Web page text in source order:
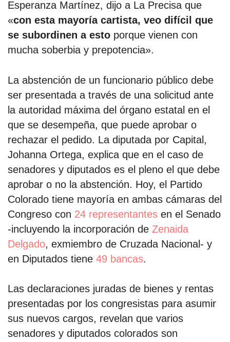
Esperanza Martínez, dijo a La Precisa que
«con esta mayoría cartista, veo difícil que
se subordinen a esto porque vienen con
mucha soberbia y prepotencia».
La abstención de un funcionario público debe
ser presentada a través de una solicitud ante
la autoridad máxima del órgano estatal en el
que se desempeña, que puede aprobar o
rechazar el pedido. La diputada por Capital,
Johanna Ortega, explica que en el caso de
senadores y diputados es el pleno el que debe
aprobar o no la abstención. Hoy, el Partido
Colorado tiene mayoría en ambas cámaras del
Congreso con 24 representantes en el Senado
-incluyendo la incorporación de Zenaida
Delgado, exmiembro de Cruzada Nacional- y
en Diputados tiene 49 bancas.
Las declaraciones juradas de bienes y rentas
presentadas por los congresistas para asumir
sus nuevos cargos, revelan que varios
senadores y diputados colorados son